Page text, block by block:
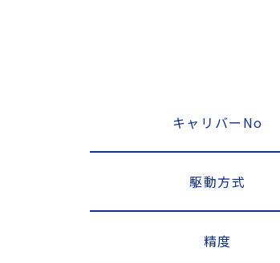
キャリバーNo
駆動方式
精度